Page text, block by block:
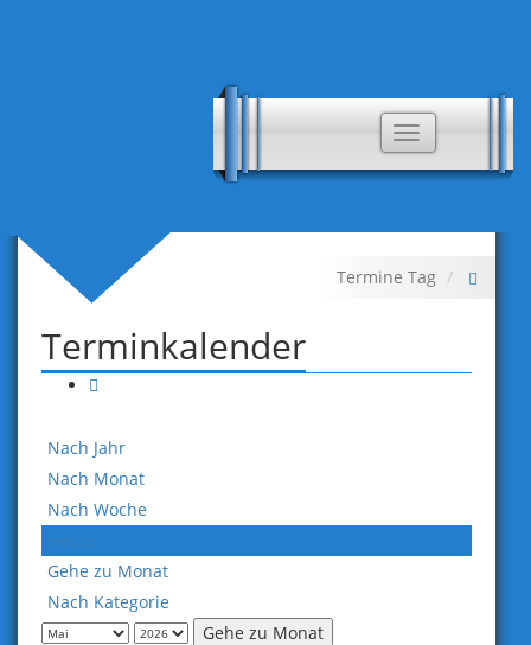
Toggle
navigation
Termine Tag
Terminkalender
Nach Jahr
Nach Monat
Nach Woche
Gehe zu Monat
Nach Kategorie
Gehe zu Monat